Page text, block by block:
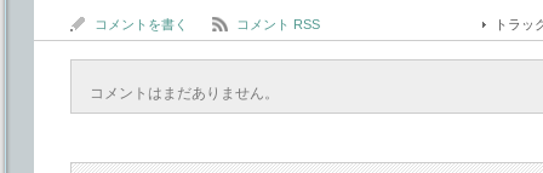
コメントを書く コメント RSS トラ
コメントはまだありません。